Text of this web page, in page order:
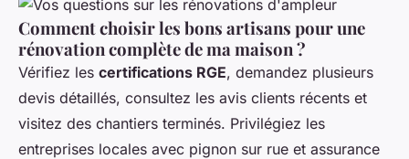
Comment choisir les bons artisans pour une
rénovation complète de ma maison ?
Vérifiez les certifications RGE, demandez plusieurs
devis détaillés, consultez les avis clients récents et
visitez des chantiers terminés. Privilégiez les
entreprises locales avec pignon sur rue et assurance